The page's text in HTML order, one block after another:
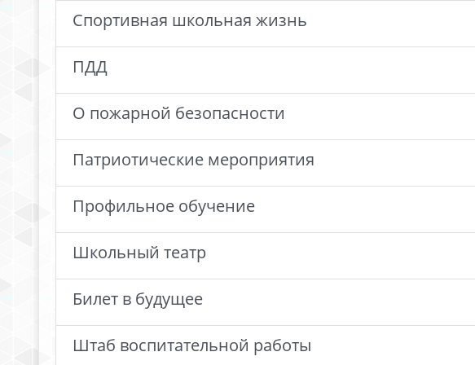
Спортивная школьная жизнь
ПДД
О пожарной безопасности
Патриотические мероприятия
Профильное обучение
Школьный театр
Билет в будущее
Штаб воспитательной работы